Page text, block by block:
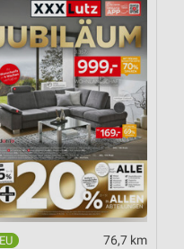
76,7 km
oder
Angebote
Auswahl von